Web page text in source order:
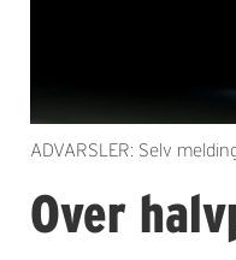
ADVARSLER: Selv
Over